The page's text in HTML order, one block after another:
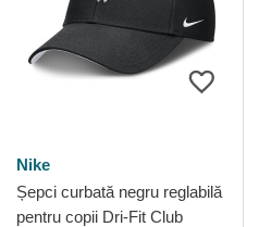
Nike
Șepci curbată negru reglabilă
pentru copii Dri-Fit Club